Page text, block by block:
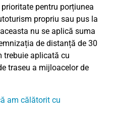
pentru porțiunea
propriu sau pus la
nu se aplică suma
de distanță de 30
trebuie aplicată cu
traseu a mijloacelor de
am călătorit cu